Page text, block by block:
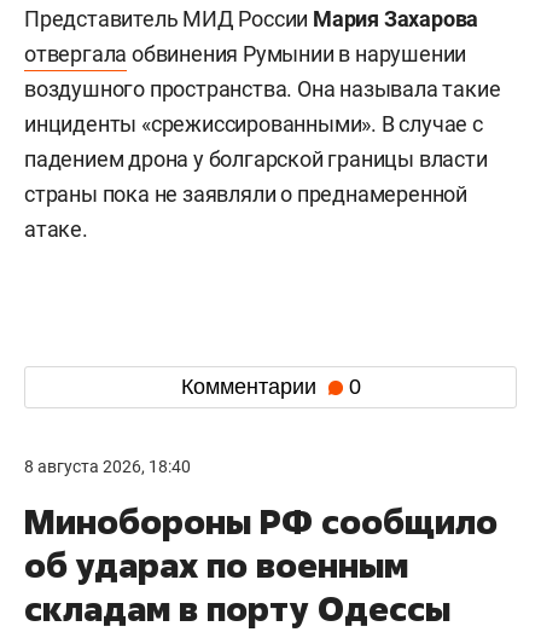
Представитель МИД России Мария Захарова
отвергала обвинения Румынии в нарушении
воздушного пространства. Она называла такие
инциденты «срежиссированными». В случае с
падением дрона у болгарской границы власти
страны пока не заявляли о преднамеренной
атаке.
Комментарии 0
8 августа 2026, 18:40
Минобороны РФ сообщило
об ударах по военным
складам в порту Одессы